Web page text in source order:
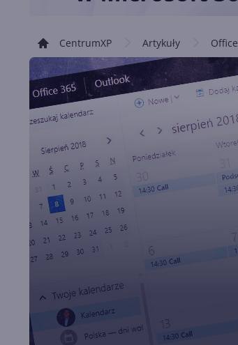
CentrumXP Artykuły Office